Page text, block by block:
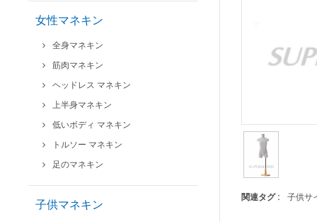
女性マネキン
全身マネキン
筋肉マネキン
ヘッドレス マネキン
上半身マネキン
低いボディ マネキン
トルソー マネキン
足のマネキン
子供マネキン 関連タグ : 子供サ